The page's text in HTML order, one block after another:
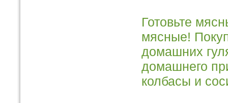
Готовьте
мясные!
домашних
домашнего
колбасы и